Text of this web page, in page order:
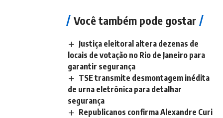
Você também pode gostar
Justiça eleitoral altera dezenas de
locais de votação no Rio de Janeiro para
garantir segurança
TSE transmite desmontagem inédita
de urna eletrônica para detalhar
segurança
Republicanos confirma Alexandre Curi